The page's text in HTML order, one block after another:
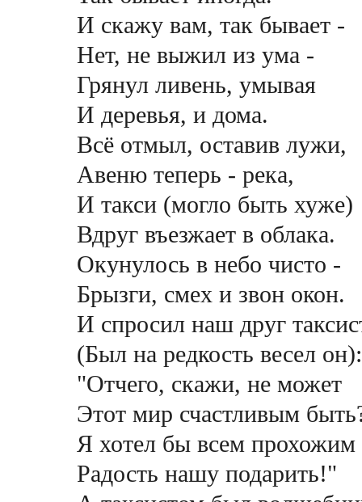
И скажу вам, так бывает -
Нет, не выжил из ума -
Грянул ливень, умывая
И деревья, и дома.
Всё отмыл, оставив лужи,
Авеню теперь - река,
И такси (могло быть хуже)
Вдруг въезжает в облака.
Окунулось в небо чисто -
Брызги, смех и звон окон.
И спросил наш друг
(Был на редкость весел он):
"Отчего, скажи, не может
Этот мир счастливым
Я хотел бы всем прохожим
Радость нашу подарить!"